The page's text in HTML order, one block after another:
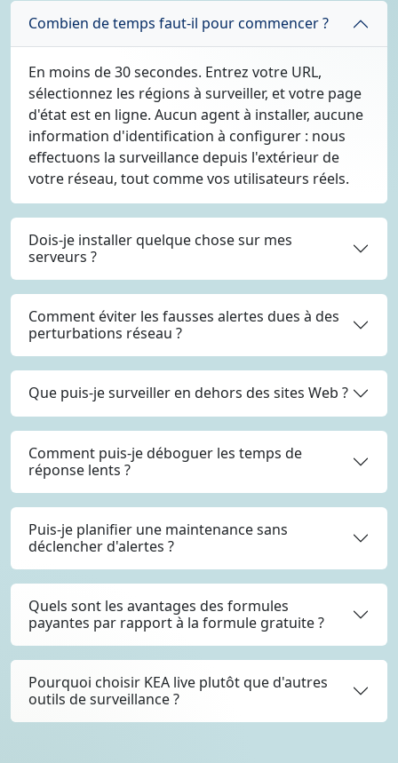
Combien de temps faut-il pour commencer ?
En moins de 30 secondes. Entrez votre URL,
sélectionnez les régions à surveiller, et votre page
d'état est en ligne. Aucun agent à installer, aucune
information d'identification à configurer : nous
effectuons la surveillance depuis l'extérieur de
votre réseau, tout comme vos utilisateurs réels.
Dois-je installer quelque chose sur mes
serveurs ?
Comment éviter les fausses alertes dues à des
perturbations réseau ?
Que puis-je surveiller en dehors des sites Web ?
Comment puis-je déboguer les temps de
réponse lents ?
Puis-je planifier une maintenance sans
déclencher d'alertes ?
Quels sont les avantages des formules
payantes par rapport à la formule gratuite ?
Pourquoi choisir KEA live plutôt que d'autres
outils de surveillance ?